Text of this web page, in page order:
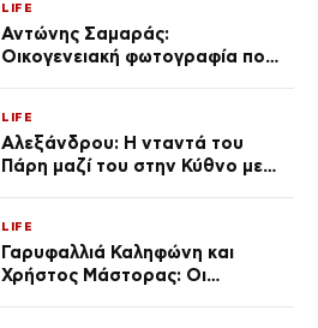
LIFE
Αντώνης Σαμαράς:
Οικογενειακή φωτογραφία που
Λένας
LIFE
Αλεξάνδρου: Η νταντά του
Πάρη μαζί του στην Κύθνο με
LIFE
Γαρυφαλλιά Καληφώνη και
Χρήστος Μάστορας: Οι